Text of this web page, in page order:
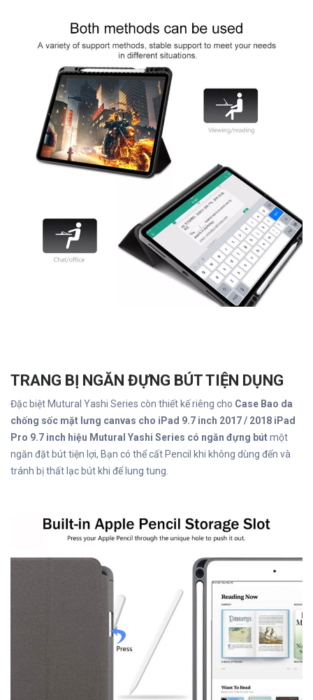
TRANG BỊ NGĂN ĐỰNG BÚT TIỆN DỤNG
Đặc biệt Mutural Yashi Series còn thiết kế riêng cho Case Bao da
chống sốc mặt lưng canvas cho iPad 9.7 inch 2017 / 2018 iPad
Pro 9.7 inch hiệu Mutural Yashi Series có ngăn đựng bútmột
ngăn đặt bút tiện lợi, Bạn có thể cất Pencil khi không dùng đến và
tránh bị thất lạc bút khi để lung tung.